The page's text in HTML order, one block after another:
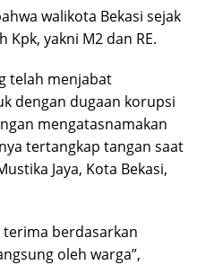
walikota Bekasi sejak
yakni M2 dan RE.
telah menjabat
dengan dugaan korupsi
mengatasnamakan
tertangkap tangan saat
Jaya, Kota Bekasi,
terima berdasarkan
oleh warga”,